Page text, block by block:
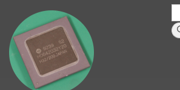
検
索